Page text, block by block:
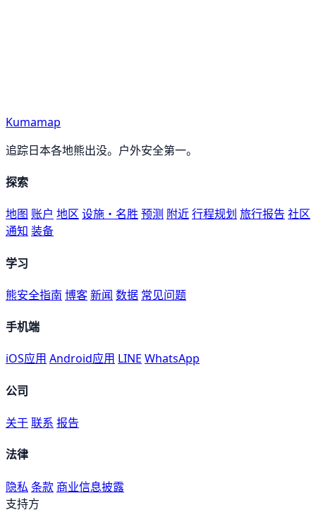
Kumamap
追踪日本各地熊出没。户外安全第一。
探索
地图 账户 地区 设施・名胜 预测 附近行程规划 旅行报告 社区
通知 装备
学习
熊安全指南 博客新闻 数据 常见问题
手机端
iOS应用 Android应用 LINE WhatsApp
公司
关于联系 报告
法律
隐私 条款 商业信息披露
支持方